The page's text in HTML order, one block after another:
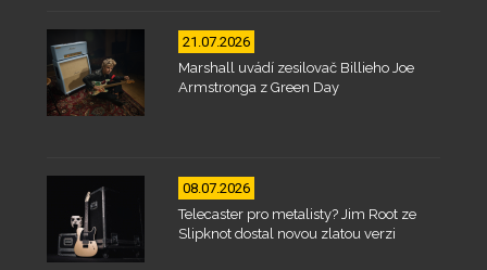
21.07.2026
Marshall uvádí zesilovač Billieho Joe
Armstronga z Green Day
08.07.2026
Telecaster pro metalisty? Jim Root ze
Slipknot dostal novou zlatou verzi